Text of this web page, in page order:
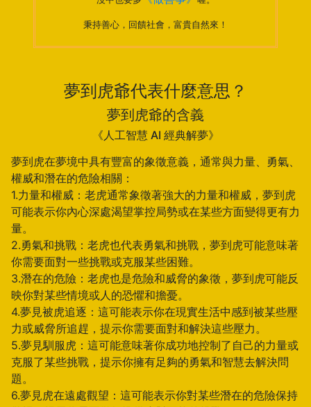
秉持善心，回饋社會，富貴自然來！
夢到虎爺代表什麼意思？
夢到虎爺的含義
《人工智慧 AI 經典解夢》
夢到虎在夢境中具有豐富的象徵意義，通常與力量、勇氣、
權威和潛在的危險相關：
1.力量和權威：老虎通常象徵著強大的力量和權威，夢到虎
可能表示你內心深處渴望掌控局勢或在某些方面變得更有力
量。
2.勇氣和挑戰：老虎也代表勇氣和挑戰，夢到虎可能意味著
你需要面對一些挑戰或克服某些困難。
3.潛在的危險：老虎也是危險和威脅的象徵，夢到虎可能反
映你對某些情境或人的恐懼和擔憂。
4.夢見被虎追逐：這可能表示你在現實生活中感到被某些壓
力或威脅所追趕，提示你需要面對和解決這些壓力。
5.夢見馴服虎：這可能意味著你成功地控制了自己的力量或
克服了某些挑戰，提示你擁有足夠的勇氣和智慧去解決問
題。
6.夢見虎在遠處觀望：這可能表示你對某些潛在的危險保持